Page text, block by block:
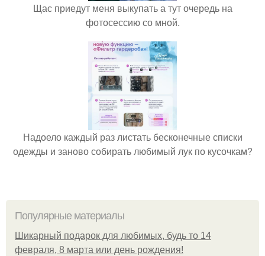
Щас приедут меня выкупать а тут очередь на
фотосессию со мной.
Надоело каждый раз листать бесконечные списки
одежды и заново собирать любимый лук по кусочкам?
Популярные материалы
Шикарный подарок для любимых, будь то 14
февраля, 8 марта или день рождения!